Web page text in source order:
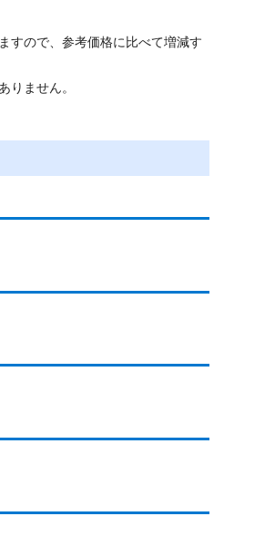
すので、参考価格に比べて増減す
りません。